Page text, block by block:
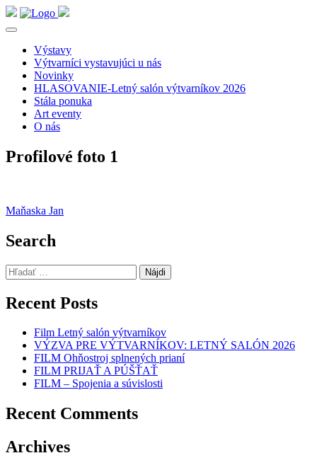
Výstavy
Výtvarníci vystavujúci u nás
Novinky
HLASOVANIE-Letný salón výtvarníkov 2026
Stála ponuka
Art eventy
O nás
Profilové foto 1
Navigácia
v
článku
Maňaska Jan
Search
Hľadať:
Recent Posts
Film Letný salón výtvarníkov
VÝZVA PRE VÝTVARNÍKOV: LETNÝ SALÓN 2026
FILM Ohňostroj splnených prianí
FILM PRIJAŤ A PÚŠŤAŤ
FILM – Spojenia a súvislosti
Recent Comments
Archives